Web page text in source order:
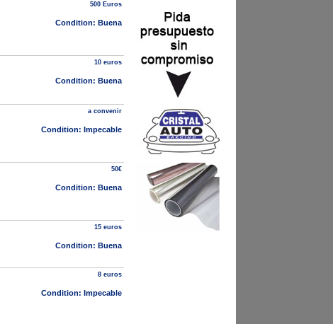
500 Euros
Condition: Buena
10 euros
Condition: Buena
a convenir
Condition: Impecable
50€
Condition: Buena
15 euros
Condition: Buena
8 euros
Condition: Impecable